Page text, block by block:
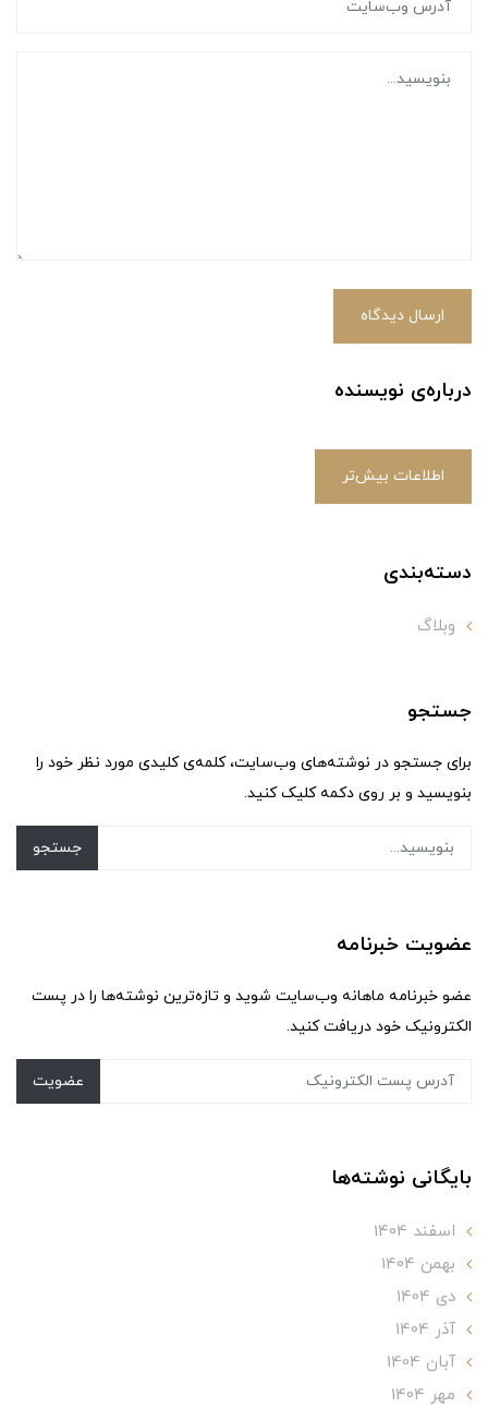
ارسال دیدگاه
درباره‌ی نویسنده
اطلاعات بیش‌تر
دسته‌بندی
وبلاگ
جستجو
برای جستجو در نوشته‌های وب‌سایت، کلمه‌ی کلیدی مورد نظر خود را
بنویسید و بر روی دکمه کلیک کنید.
جستجو
عضویت خبرنامه
عضو خبرنامه ماهانه وب‌سایت شوید و تازه‌ترین نوشته‌ها را در پست
الکترونیک خود دریافت کنید.
عضویت
بایگانی نوشته‌ها
اسفند 1404
بهمن 1404
دی 1404
آذر 1404
آبان 1404
مهر 1404